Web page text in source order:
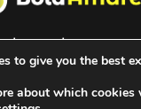
theme bymeow
to give you the best
about which cookies